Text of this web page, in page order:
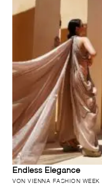
Endless Elegance
VON VIENNA FASHION WEEK